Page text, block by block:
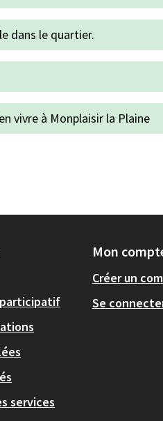
dans le quartier.
vivre à Monplaisir la Plaine
services
Mon
Créer un
Se